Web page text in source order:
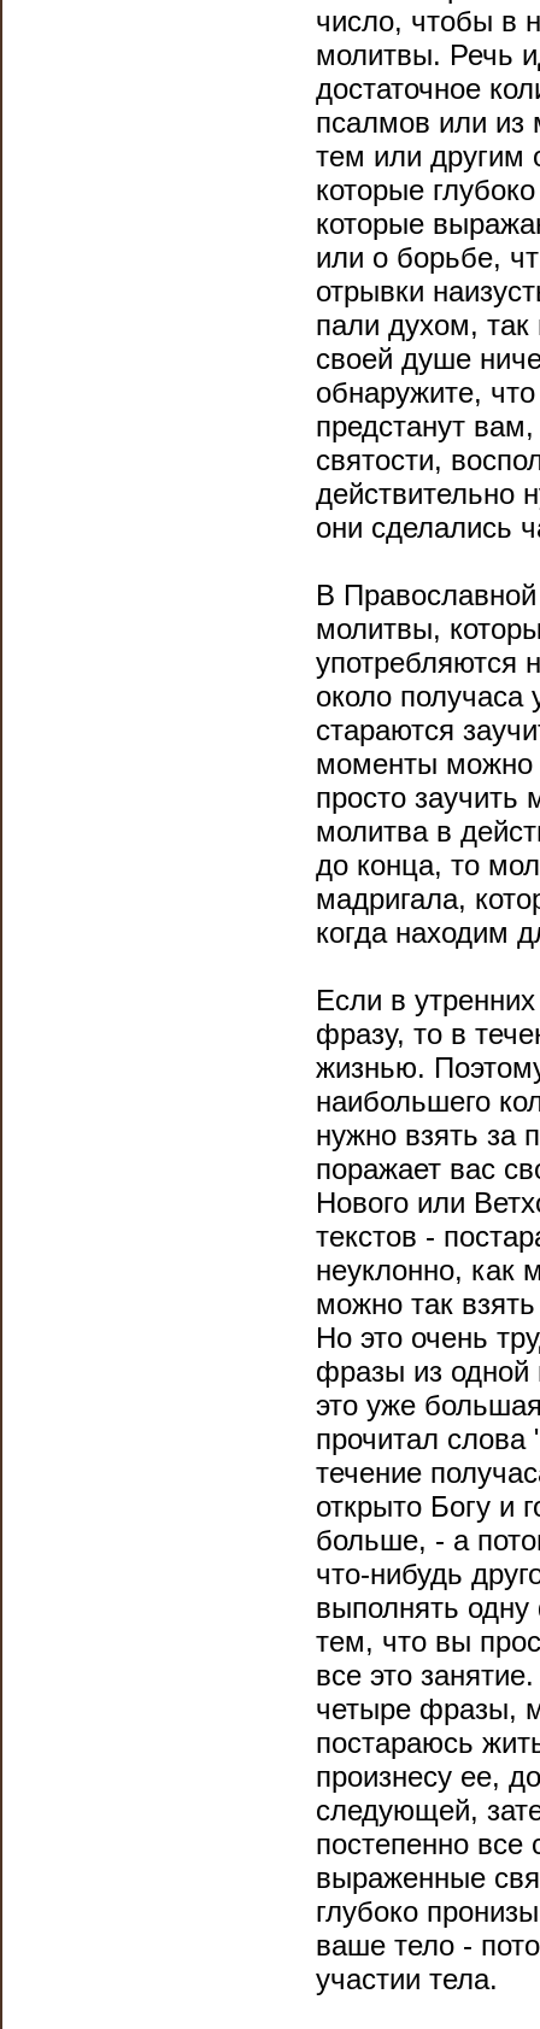
число, чтобы в
молитвы. Речь
достаточное
псалмов или из
тем или другим
которые
которые
или о борьбе,
отрывки
пали духом, так
своей душе
обнаружите,
предстанут
святости,
действительно
они сделались
В
молитвы,
употребляются
около
стараются
моменты можно
просто заучить
молитва в
до конца, то
мадригала,
когда находим
Если в
фразу, то в
жизнью.
наибольшего
нужно взять за
поражает вас
Нового или
текстов -
неуклонно, как
можно так
Но это очень
фразы из одной
это уже
прочитал слова
течение
открыто Богу и
больше, - а
что-нибудь
выполнять
тем, что вы
все это
четыре фразы,
постараюсь
произнесу ее,
следующей,
постепенно
выраженные
глубоко
ваше тело -
участии тела.